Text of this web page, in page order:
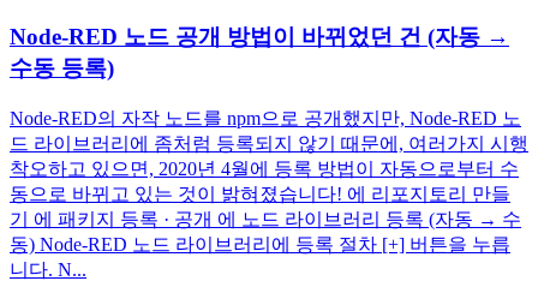
Node-RED 노드 공개 방법이 바뀌었던 건 (자동 →
수동 등록)
Node-RED의 자작 노드를 npm으로 공개했지만, Node-RED 노
드 라이브러리에 좀처럼 등록되지 않기 때문에, 여러가지 시행
착오하고 있으면, 2020년 4월에 등록 방법이 자동으로부터 수
동으로 바뀌고 있는 것이 밝혀졌습니다! 에 리포지토리 만들
기 에 패키지 등록 · 공개 에 노드 라이브러리 등록 (자동 → 수
동) Node-RED 노드 라이브러리에 등록 절차 [+] 버튼을 누릅
니다. N...